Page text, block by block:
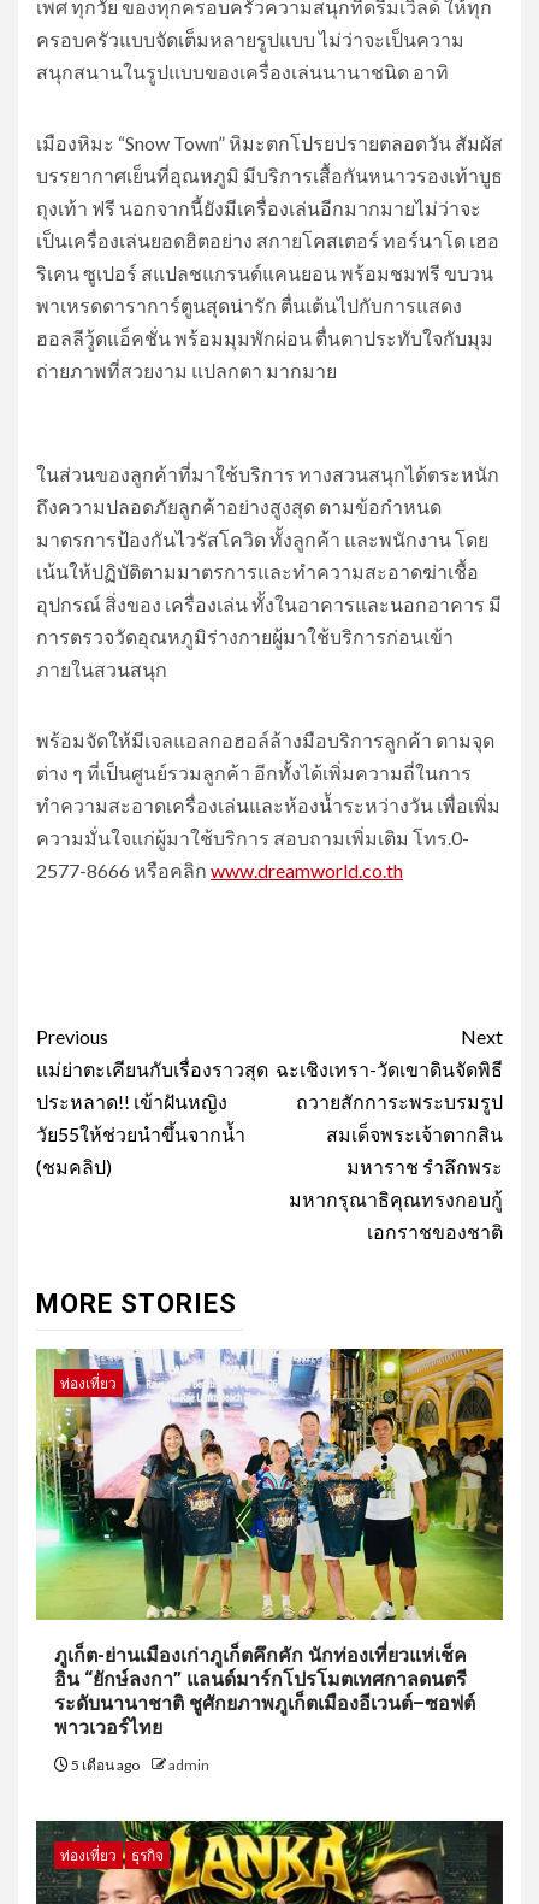
เพศ ทุกวัย ของทุกครอบครัวความสนุกที่ดรีมเวิลด์ ให้ทุก
ครอบครัวแบบจัดเต็มหลายรูปแบบ ไม่ว่าจะเป็นความ
สนุกสนานในรูปแบบของเครื่องเล่นนานาชนิด อาทิ
เมืองหิมะ “Snow Town” หิมะตกโปรยปรายตลอดวัน สัมผัส
บรรยากาศเย็นที่อุณหภูมิ มีบริการเสื้อกันหนาวรองเท้าบูธ
ถุงเท้า ฟรี นอกจากนี้ยังมีเครื่องเล่นอีกมากมายไม่ว่าจะ
เป็นเครื่องเล่นยอดฮิตอย่าง สกายโคสเตอร์ ทอร์นาโด เฮอ
ริเคน ซูเปอร์ สแปลชแกรนด์แคนยอน พร้อมชมฟรี ขบวน
พาเหรดดาราการ์ตูนสุดน่ารัก ตื่นเต้นไปกับการแสดง
ฮอลลีวู้ดแอ็คชั่น พร้อมมุมพักผ่อน ตื่นตาประทับใจกับมุม
ถ่ายภาพที่สวยงาม แปลกตา มากมาย
ในส่วนของลูกค้าที่มาใช้บริการ ทางสวนสนุกได้ตระหนัก
ถึงความปลอดภัยลูกค้าอย่างสูงสุด ตามข้อกำหนด
มาตรการป้องกันไวรัสโควิด ทั้งลูกค้า และพนักงาน โดย
เน้นให้ปฏิบัติตามมาตรการและทำความสะอาดฆ่าเชื้อ
อุปกรณ์ สิ่งของ เครื่องเล่น ทั้งในอาคารและนอกอาคาร มี
การตรวจวัดอุณหภูมิร่างกายผู้มาใช้บริการก่อนเข้า
ภายในสวนสนุก
พร้อมจัดให้มีเจลแอลกอฮอล์ล้างมือบริการลูกค้า ตามจุด
ต่าง ๆ ที่เป็นศูนย์รวมลูกค้า อีกทั้งได้เพิ่มความถี่ในการ
ทำความสะอาดเครื่องเล่นและห้องน้ำระหว่างวัน เพื่อเพิ่ม
ความมั่นใจแก่ผู้มาใช้บริการ สอบถามเพิ่มเติม โทร.0-
2577-8666 หรือคลิก www.dreamworld.co.th
Post
navigation
Previous
แม่ย่าตะเคียนกับเรื่องราวสุด
ประหลาด!! เข้าฝันหญิง
วัย55ให้ช่วยนำขึ้นจากน้ำ
(ชมคลิป)
Next
ฉะเชิงเทรา-วัดเขาดินจัดพิธี
ถวายสักการะพระบรมรูป
สมเด็จพระเจ้าตากสิน
มหาราช รำลึกพระ
มหากรุณาธิคุณทรงกอบกู้
เอกราชของชาติ
MORE STORIES
ท่องเที่ยว
ภูเก็ต-ย่านเมืองเก่าภูเก็ตคึกคัก นักท่องเที่ยวแห่เช็ค
อิน “ยักษ์ลงกา” แลนด์มาร์กโปรโมตเทศกาลดนตรี
ระดับนานาชาติ ชูศักยภาพภูเก็ตเมืองอีเวนต์–ซอฟต์
พาวเวอร์ไทย
5 เดือน ago admin
ท่องเที่ยว ธุรกิจ